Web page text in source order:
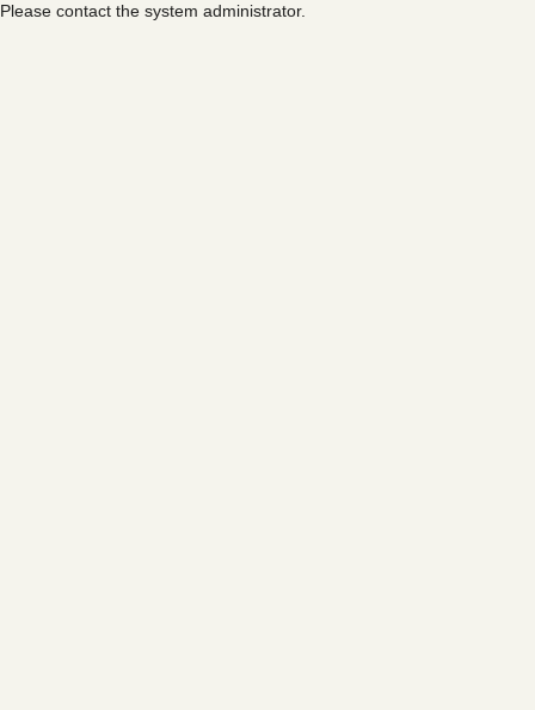
Please contact the system administrator.